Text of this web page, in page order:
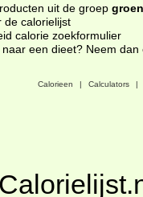
uit de groep
de calorielijst
calorie zoekformulier
een dieet? Neem
Calorieen | Calculators |